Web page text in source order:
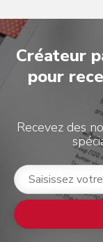
Créateur
pour
Recevez des